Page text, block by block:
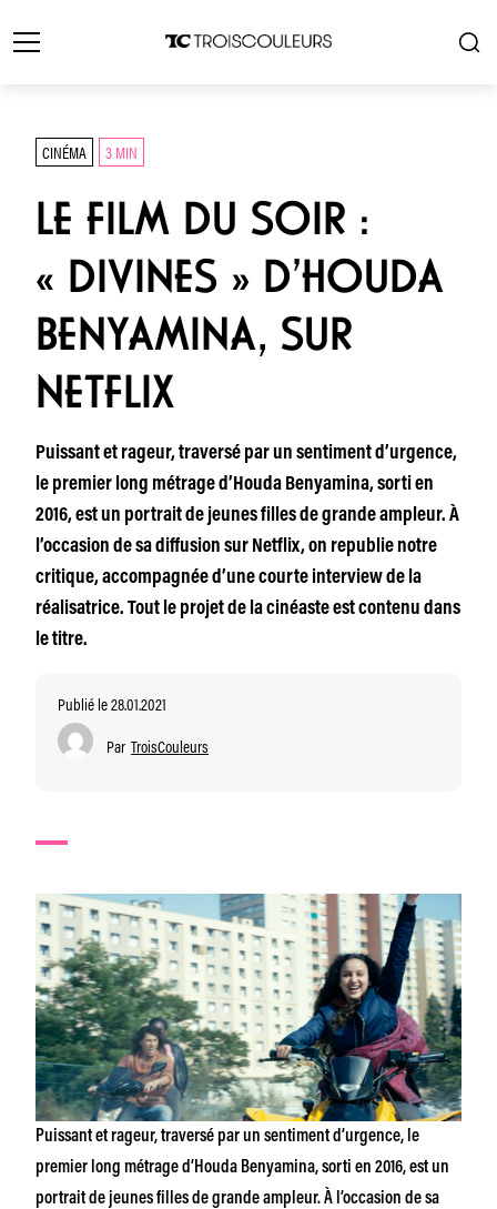
CINÉMA 3 MIN
LE FILM DU SOIR :
« DIVINES » D’HOUDA
BENYAMINA, SUR
NETFLIX
Puissant et rageur, traversé par un sentiment d’urgence,
le premier long métrage d’Houda Benyamina, sorti en
2016, est un portrait de jeunes filles de grande ampleur. À
l’occasion de sa diffusion sur Netflix, on republie notre
critique, accompagnée d’une courte interview de la
réalisatrice. Tout le projet de la cinéaste est contenu dans
le titre.
Publié le 28.01.2021
Par TroisCouleurs
Puissant et rageur, traversé par un sentiment d’urgence, le
premier long métrage d’Houda Benyamina, sorti en 2016, est un
portrait de jeunes filles de grande ampleur. À l’occasion de sa